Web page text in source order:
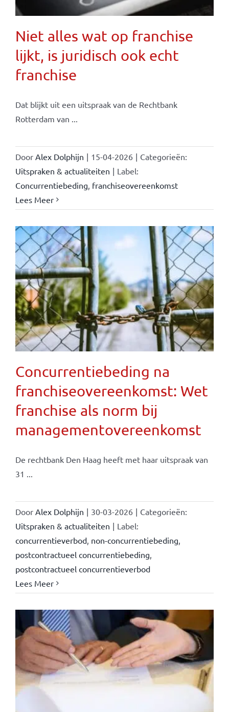
Niet alles wat op franchise
lijkt, is juridisch ook echt
franchise
Dat blijkt uit een uitspraak van de Rechtbank
Rotterdam van ...
Door Alex Dolphijn | 15-04-2026 | Categorieën:
Uitspraken & actualiteiten | Label:
Concurrentiebeding, franchiseovereenkomst
Lees Meer
Concurrentiebeding na
franchiseovereenkomst: Wet
franchise als norm bij
managementovereenkomst
De rechtbank Den Haag heeft met haar uitspraak van
31 ...
Door Alex Dolphijn | 30-03-2026 | Categorieën:
Uitspraken & actualiteiten | Label:
concurrentieverbod, non-concurrentiebeding,
postcontractueel concurrentiebeding,
postcontractueel concurrentieverbod
Lees Meer